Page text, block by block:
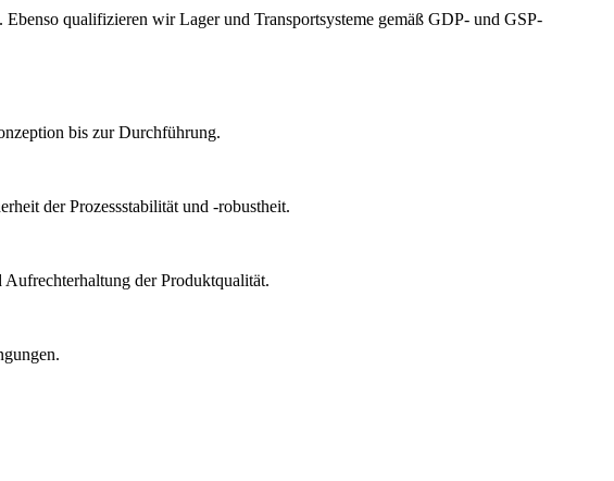
qualifizieren wir Lager und Transportsysteme gemäß GDP- und GSP-
bis zur Durchführung.
der Prozessstabilität und -robustheit.
der Produktqualität.